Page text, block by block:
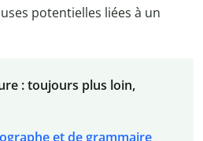
potentielles liées à un
: toujours plus loin,
et de grammaire